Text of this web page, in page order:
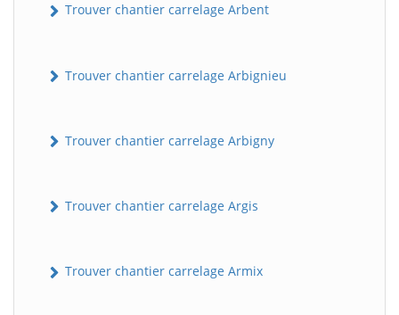
Trouver chantier carrelage Arbent
Trouver chantier carrelage Arbignieu
Trouver chantier carrelage Arbigny
Trouver chantier carrelage Argis
Trouver chantier carrelage Armix